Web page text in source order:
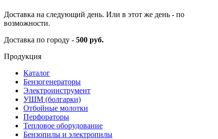
Доставка на следующий день. Или в этот же день - по
возможности.
Доставка по городу - 500 руб.
Продукция
Каталог
Бензогенераторы
Электроинструмент
УШМ (болгарки)
Отбойные молотки
Перфораторы
Тепловое оборудование
Бензопилы и электропилы